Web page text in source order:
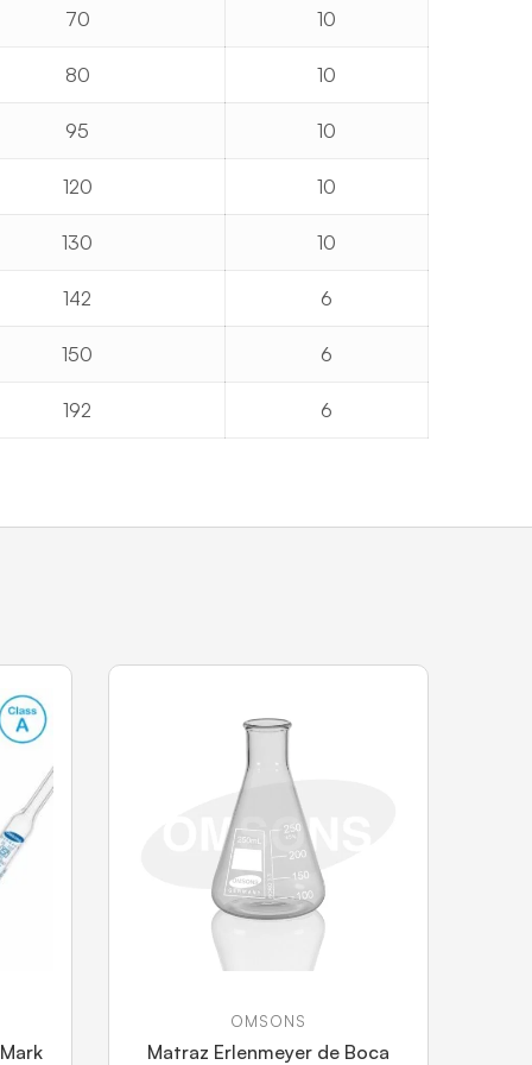
70 10
80 10
95 10
120 10
130 10
142 6
150 6
192 6
OMSONS
Matraz Erlenmeyer de Boca